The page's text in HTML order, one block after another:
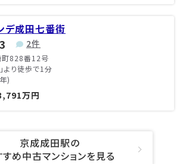
デ成田七番街
2件
町828番12号
より徒歩で1分
)
万円
京成成田駅の
すめ中古マンションを見る